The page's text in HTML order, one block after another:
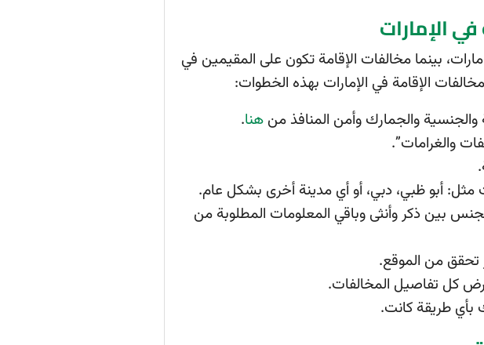
الإمارات
بينما مخالفات الإقامة تكون على المقيمين في
الإقامة في الإمارات بهذه الخطوات:
والجنسية والجمارك وأمن المنافذ من هنا.
والغرامات”.
مثل: أبو ظبي، دبي، أو أي مدينة أخرى بشكل عام.
بين ذكر وأنثى وباقي المعلومات المطلوبة من
تحقق من الموقع.
كل تفاصيل المخالفات.
طريقة كانت.